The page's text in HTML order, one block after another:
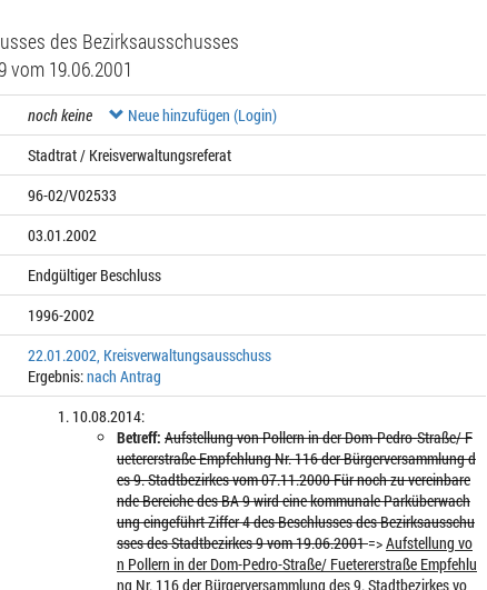
des Bezirksausschusses
vom 19.06.2001
noch keine
Neue hinzufügen (Login)
Stadtrat / Kreisverwaltungsreferat
96-02/V02533
03.01.2002
Endgültiger Beschluss
1996-2002
22.01.2002, Kreisverwaltungsausschuss
Ergebnis:nach Antrag
10.08.2014:
Betreff: Aufstellung von Pollern in der Dom-Pedro-Straße/ F
uetererstraße Empfehlung Nr. 116 der Bürgerversammlung d
es 9. Stadtbezirkes vom 07.11.2000 Für noch zu vereinbare
nde Bereiche des BA 9 wird eine kommunale Parküberwach
ung eingeführt Ziffer 4 des Beschlusses des Bezirksausschu
sses des Stadtbezirkes 9 vom 19.06.2001=>Aufstellung vo
n Pollern in der Dom-Pedro-Straße/ Fuetererstraße Empfehlu
ng Nr. 116 der Bürgerversammlung des 9. Stadtbezirkes vo